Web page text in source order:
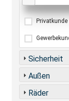
Privatkunde
Sicherheit
Außen
Räder